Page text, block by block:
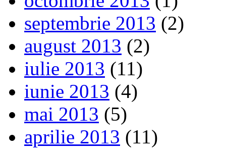
septembrie 2013 (2)
august 2013 (2)
iulie 2013 (11)
iunie 2013 (4)
mai 2013 (5)
aprilie 2013 (11)